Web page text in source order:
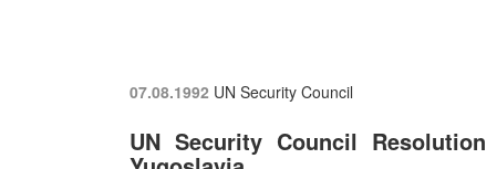
07.08.1992 UN Security Council
UN Security Council